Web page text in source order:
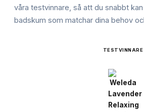
våra testvinnare, så att du snabbt
badskum som matchar dina behov
TESTVINNARE